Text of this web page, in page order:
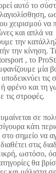
αυτό το
χειρισμού να
και απλά να
την
την κίνηση.
, το
μία
τις
φρένο και τη
τις στροφές.
σε
κάτι
σημείο να
στις
ωστόσο,
θα